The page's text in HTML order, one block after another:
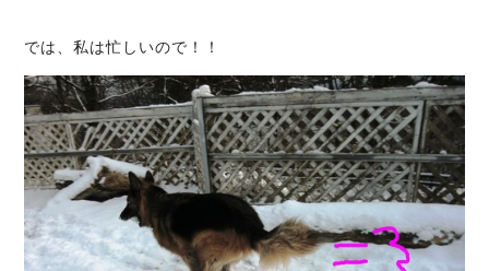
では、私は忙しいので！！